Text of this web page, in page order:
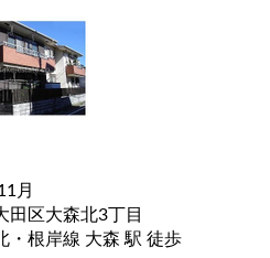
月
田区大森北3丁目
根岸線 大森 駅 徒歩